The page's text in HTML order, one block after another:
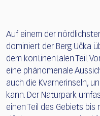
Auf einem der
dominiert der Berg Učka
dem kontinentalen Teil.
eine phänomenale
auch die Kvarnerinseln,
kann. Der Naturpark
einen Teil des Gebiets bis